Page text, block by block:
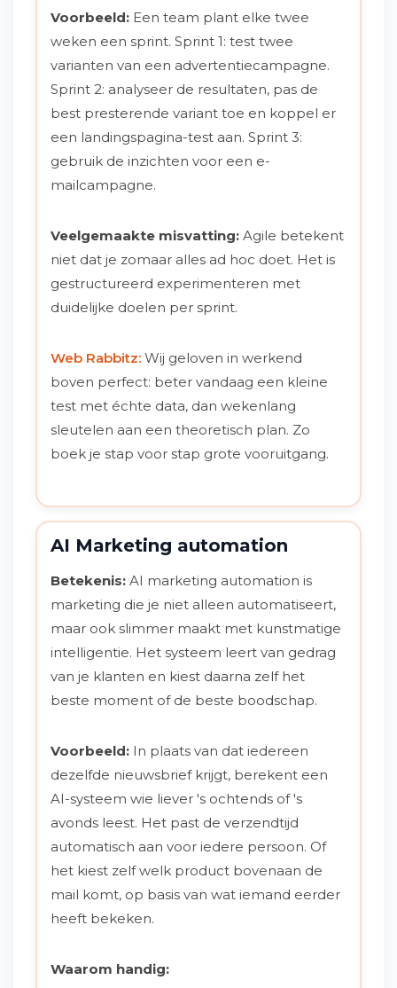
Voorbeeld: Een team plant elke twee
weken een sprint. Sprint 1: test twee
varianten van een advertentiecampagne.
Sprint 2: analyseer de resultaten, pas de
best presterende variant toe en koppel er
een landingspagina-test aan. Sprint 3:
gebruik de inzichten voor een e-
mailcampagne.
Veelgemaakte misvatting: Agile betekent
niet dat je zomaar alles ad hoc doet. Het is
gestructureerd experimenteren met
duidelijke doelen per sprint.
Web Rabbitz: Wij geloven in werkend
boven perfect: beter vandaag een kleine
test met échte data, dan wekenlang
sleutelen aan een theoretisch plan. Zo
boek je stap voor stap grote vooruitgang.
AI Marketing automation
Betekenis: AI marketing automation is
marketing die je niet alleen automatiseert,
maar ook slimmer maakt met kunstmatige
intelligentie. Het systeem leert van gedrag
van je klanten en kiest daarna zelf het
beste moment of de beste boodschap.
Voorbeeld: In plaats van dat iedereen
dezelfde nieuwsbrief krijgt, berekent een
AI-systeem wie liever 's ochtends of 's
avonds leest. Het past de verzendtijd
automatisch aan voor iedere persoon. Of
het kiest zelf welk product bovenaan de
mail komt, op basis van wat iemand eerder
heeft bekeken.
Waarom handig: